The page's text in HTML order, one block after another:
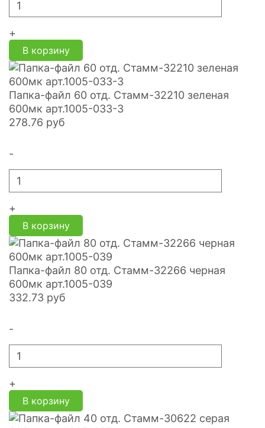
+
В корзину
Папка-файл 60 отд. Стамм-32210 зеленая
600мк арт.1005-033-3
278.76 руб
-
+
В корзину
Папка-файл 80 отд. Стамм-32266 черная
600мк арт.1005-039
332.73 руб
-
+
В корзину